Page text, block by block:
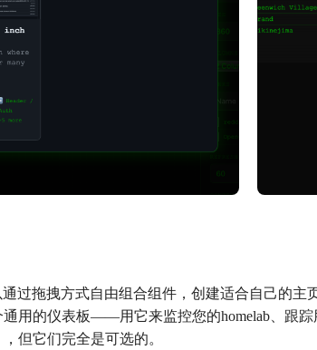
过拖拽方式自由组合组件，创建适合自己的主页
通用的仪表板——用它来监控您的homelab、跟
但它们完全是可选的。